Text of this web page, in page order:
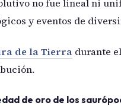
no fue lineal ni
y eventos de
de la Tierra durante
de oro de los